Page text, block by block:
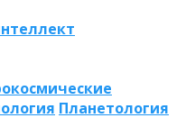
Планетология